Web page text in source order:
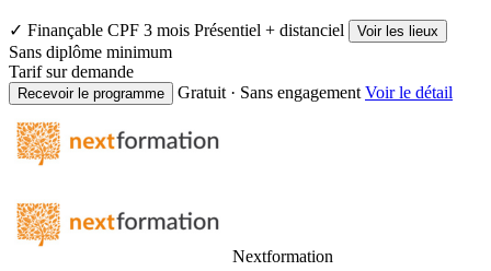
✓ Finançable CPF 3 mois Présentiel + distanciel Voir les lieux
Sans diplôme minimum
Tarif sur demande
Recevoir le programme Gratuit · Sans engagement Voir le détail
Nextformation